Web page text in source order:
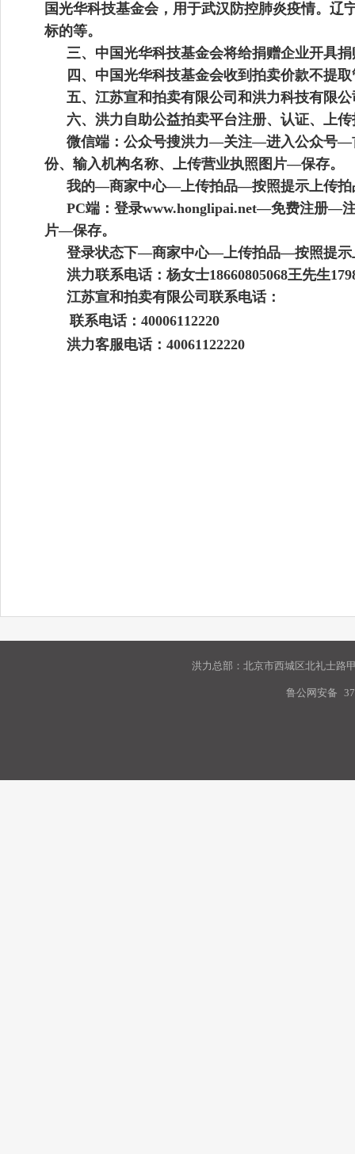
国光华科技基金会，用于武汉防控肺炎疫情。 辽
标的等。
三、中国光华科技基金会将给捐赠企业开具
四、中国光华科技基金会收到拍卖价款不提
五、 江苏宣和拍卖有限公司和洪力科技有限
六、洪力自助公益拍卖平台注册、认证、上
微信端：公众号搜洪力—关注—进入公众号
份、输入机构名称、上传营业执照图片—保存。
我的—商家中心—上传拍品—按照提示上传
PC端：登录www.honglipai.net—免费注册—
片—保存。
登录状态下—商家中心—上传拍品—按照提
洪力联系电话：杨女士18660805068王先生
江苏宣和拍卖有限公司联系电话：
联系电话： 40006112220
洪力客服电话：40061122220
洪力总部：北京市西城区北礼士路
鲁公网安备